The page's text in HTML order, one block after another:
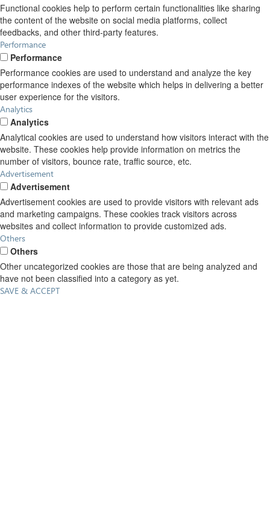
Functional cookies help to perform certain functionalities like sharing
the content of the website on social media platforms, collect
feedbacks, and other third-party features.
Performance
Performance
Performance cookies are used to understand and analyze the key
performance indexes of the website which helps in delivering a better
user experience for the visitors.
Analytics
Analytics
Analytical cookies are used to understand how visitors interact with the
website. These cookies help provide information on metrics the
number of visitors, bounce rate, traffic source, etc.
Advertisement
Advertisement
Advertisement cookies are used to provide visitors with relevant ads
and marketing campaigns. These cookies track visitors across
websites and collect information to provide customized ads.
Others
Others
Other uncategorized cookies are those that are being analyzed and
have not been classified into a category as yet.
SAVE & ACCEPT